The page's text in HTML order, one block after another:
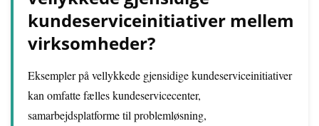
kundeserviceinitiativer mellem
virksomheder?
Eksempler på vellykkede gjensidige kundeserviceinitiativer
kan omfatte fælles kundeservicecenter,
samarbejdsplatforme til problemløsning,